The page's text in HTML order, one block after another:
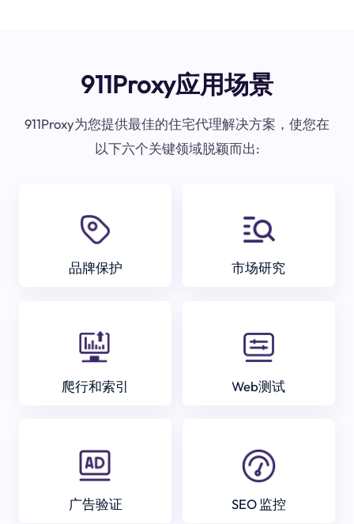
911Proxy应用场景
911Proxy为您提供最佳的住宅代理解决方案，使您在
以下六个关键领域脱颖而出:
品牌保护 市场研究
爬行和索引 Web测试
广告验证 SEO 监控